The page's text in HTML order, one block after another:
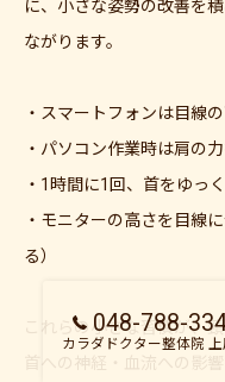
に、小さな姿勢の改善を
ながります。
・スマートフォンは目線
・パソコン作業時は肩の
・1時間に1回、首をゆっ
・モニターの高さを目線
る）
これらの小さな習慣が、
048-788-
カラダドクター整体院 上